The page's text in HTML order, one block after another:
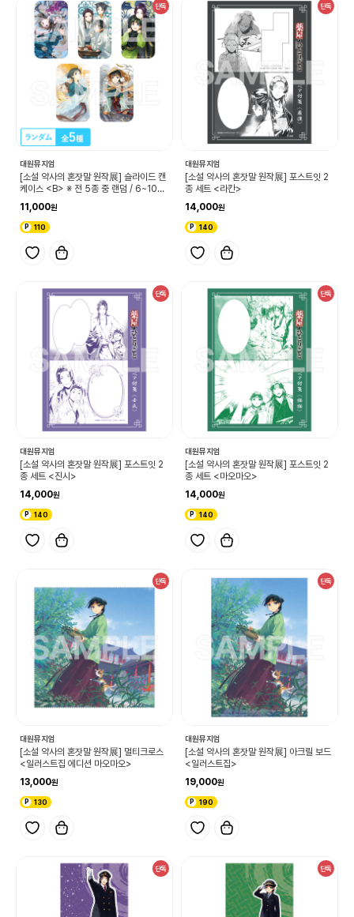
단독
대원뮤지엄
[소설 약사의 혼잣말 원작展] 슬라이드 캔
케이스 <B> ※ 전 5종 중 랜덤 / 6~10권
11,000
110
단독
대원뮤지엄
[소설 약사의 혼잣말 원작展] 포스트잇 2
종 세트 <라칸>
14,000
140
단독
대원뮤지엄
[소설 약사의 혼잣말 원작展] 포스트잇 2
종 세트 <진시>
14,000
140
단독
대원뮤지엄
[소설 약사의 혼잣말 원작展] 포스트잇 2
종 세트 <마오마오>
14,000
140
단독
대원뮤지엄
[소설 약사의 혼잣말 원작展] 멀티크로스
<일러스트집 에디션 마오마오>
13,000
130
단독
대원뮤지엄
[소설 약사의 혼잣말 원작展] 아크릴 보드
<일러스트집>
19,000
190
단독 단독